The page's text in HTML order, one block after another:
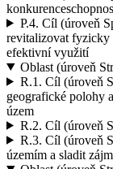
P.4. Cíl (úroveň
revitalizovat fyzicky
efektivní využití
Oblast (úroveň
R.1. Cíl (úroveň
geografické polohy
územ
R.2. Cíl (úroveň
R.3. Cíl (úroveň
územím a sladit